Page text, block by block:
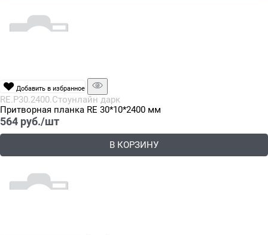
Добавить в избранное
RE.P30.2400.Стоунлайн дарк
Притворная планка RE 30*10*2400 мм
564 руб./шт
В КОРЗИНУ